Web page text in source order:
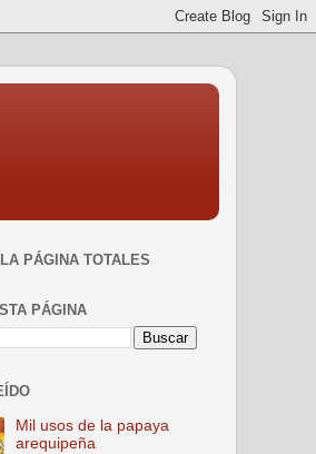
PÁGINA TOTALES
PÁGINA
Mil usos de la papaya
arequipeña